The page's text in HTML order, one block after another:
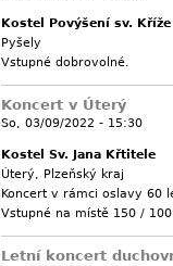
Kostel Povýšení sv. Kříže
Pyšely
Vstupné dobrovolné.
Koncert v Úterý
So, 03/09/2022 - 15:30
Kostel Sv. Jana Křtitele
Úterý, Plzeňský kraj
Koncert v rámci oslavy 60
Vstupné na místě 150 /
Letní koncert